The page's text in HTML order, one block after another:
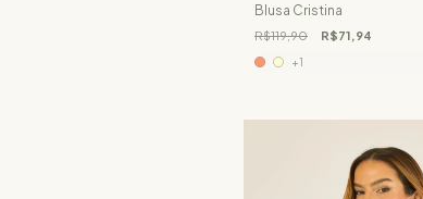
Blusa Cristina
R$119,90 R$71,94
+1